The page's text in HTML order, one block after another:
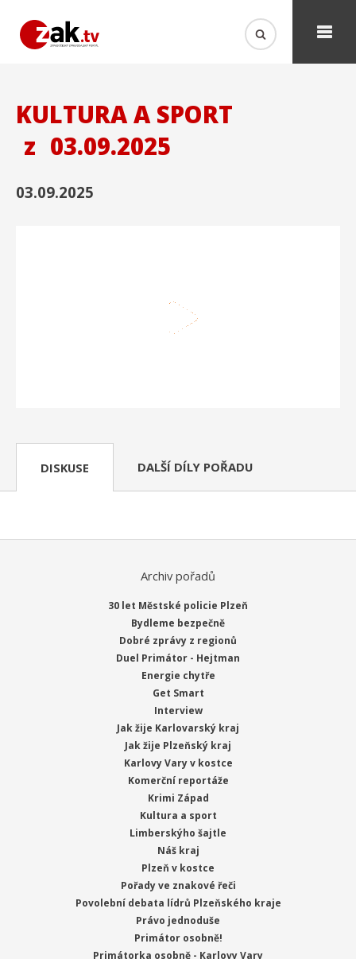
KULTURA A SPORT
z 03.09.2025
03.09.2025
DISKUSE DALŠÍ DÍLY POŘADU
Archiv pořadů
30 let Městské policie Plzeň
Bydleme bezpečně
Dobré zprávy z regionů
Duel Primátor - Hejtman
Energie chytře
Get Smart
Interview
Jak žije Karlovarský kraj
Jak žije Plzeňský kraj
Karlovy Vary v kostce
Komerční reportáže
Krimi Západ
Kultura a sport
Limberskýho šajtle
Náš kraj
Plzeň v kostce
Pořady ve znakové řeči
Povolební debata lídrů Plzeňského kraje
Právo jednoduše
Primátor osobně!
Primátorka osobně - Karlovy Vary